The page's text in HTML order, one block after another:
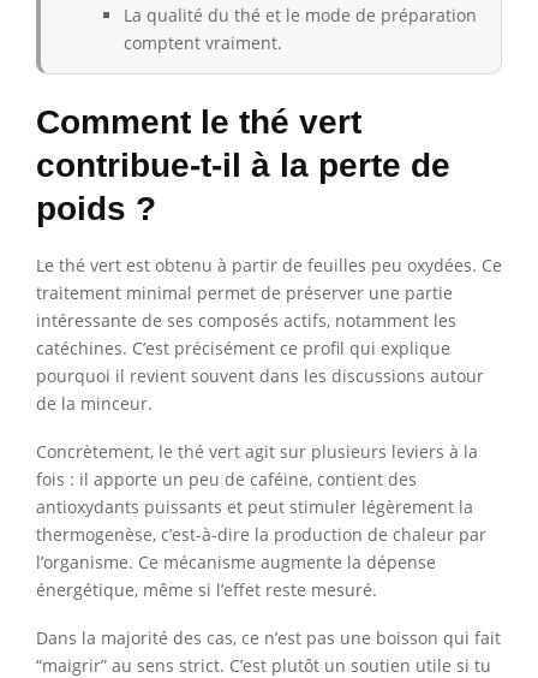
La qualité du thé et le mode de préparation
comptent vraiment.
Comment le thé vert
contribue-t-il à la perte de
poids ?
Le thé vert est obtenu à partir de feuilles peu oxydées. Ce
traitement minimal permet de préserver une partie
intéressante de ses composés actifs, notamment les
catéchines. C’est précisément ce profil qui explique
pourquoi il revient souvent dans les discussions autour
de la minceur.
Concrètement, le thé vert agit sur plusieurs leviers à la
fois : il apporte un peu de caféine, contient des
antioxydants puissants et peut stimuler légèrement la
thermogenèse, c’est-à-dire la production de chaleur par
l’organisme. Ce mécanisme augmente la dépense
énergétique, même si l’effet reste mesuré.
Dans la majorité des cas, ce n’est pas une boisson qui fait
“maigrir” au sens strict. C’est plutôt un soutien utile si tu